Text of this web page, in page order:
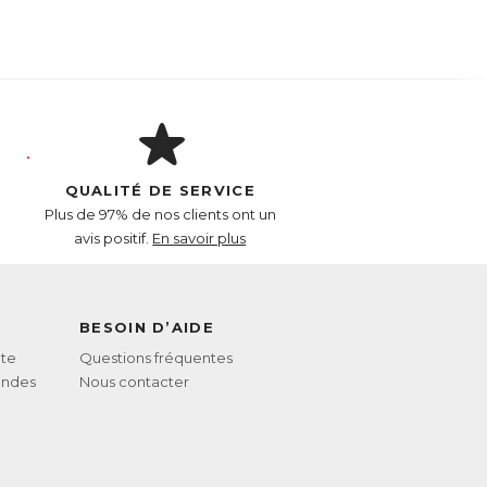
QUALITÉ DE SERVICE
Plus de 97% de nos clients ont un
avis positif. En savoir plus
BESOIN D’AIDE
Questions fréquentes
Nous contacter